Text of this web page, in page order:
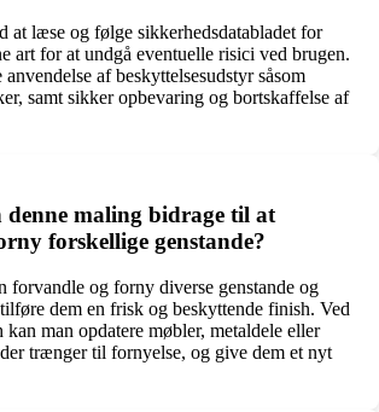
at læse og følge sikkerhedsdatabladet for
art for at undgå eventuelle risici ved brugen.
af beskyttelsesudstyr såsom
samt sikker opbevaring og bortskaffelse af
maling bidrage til at
forskellige genstande?
forvandle og forny diverse genstande og
dem en frisk og beskyttende finish. Ved
kan man opdatere møbler, metaldele eller
trænger til fornyelse, og give dem et nyt